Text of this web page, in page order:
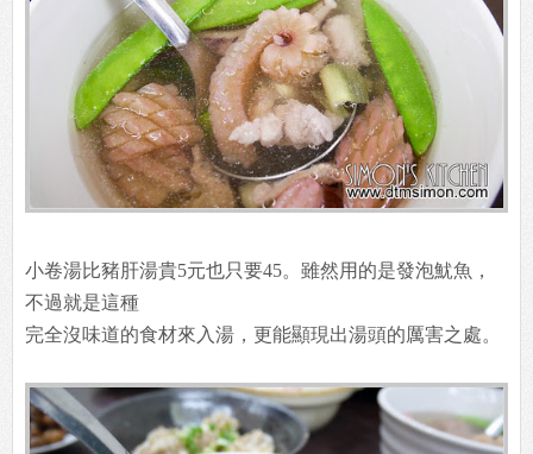
小卷湯比豬肝湯貴5元也只要45。雖然用的是發泡魷魚，
不過就是這種
完全沒味道的食材來入湯，更能顯現出湯頭的厲害之處。